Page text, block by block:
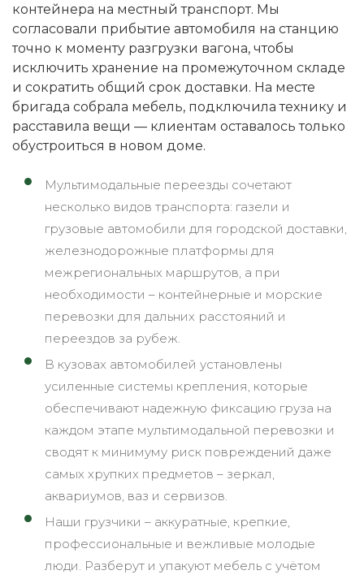
контейнера на местный транспорт. Мы
согласовали прибытие автомобиля на станцию
точно к моменту разгрузки вагона, чтобы
исключить хранение на промежуточном складе
и сократить общий срок доставки. На месте
бригада собрала мебель, подключила технику и
расставила вещи — клиентам оставалось только
обустроиться в новом доме.
Мультимодальные переезды сочетают
несколько видов транспорта: газели и
грузовые автомобили для городской доставки,
железнодорожные платформы для
межрегиональных маршрутов, а при
необходимости – контейнерные и морские
перевозки для дальних расстояний и
переездов за рубеж.
В кузовах автомобилей установлены
усиленные системы крепления, которые
обеспечивают надежную фиксацию груза на
каждом этапе мультимодальной перевозки и
сводят к минимуму риск повреждений даже
самых хрупких предметов – зеркал,
аквариумов, ваз и сервизов.
Наши грузчики – аккуратные, крепкие,
профессиональные и вежливые молодые
люди. Разберут и упакуют мебель с учётом